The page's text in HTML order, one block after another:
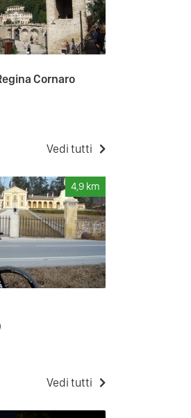
Cornaro
Vedi tutti
4,9 km
Vedi tutti